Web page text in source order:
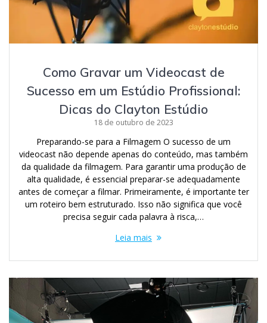
Como Gravar um Videocast de
Sucesso em um Estúdio Profissional:
Dicas do Clayton Estúdio
18 de outubro de 2023
Preparando-se para a Filmagem O sucesso de um
videocast não depende apenas do conteúdo, mas também
da qualidade da filmagem. Para garantir uma produção de
alta qualidade, é essencial preparar-se adequadamente
antes de começar a filmar. Primeiramente, é importante ter
um roteiro bem estruturado. Isso não significa que você
precisa seguir cada palavra à risca,…
Leia mais